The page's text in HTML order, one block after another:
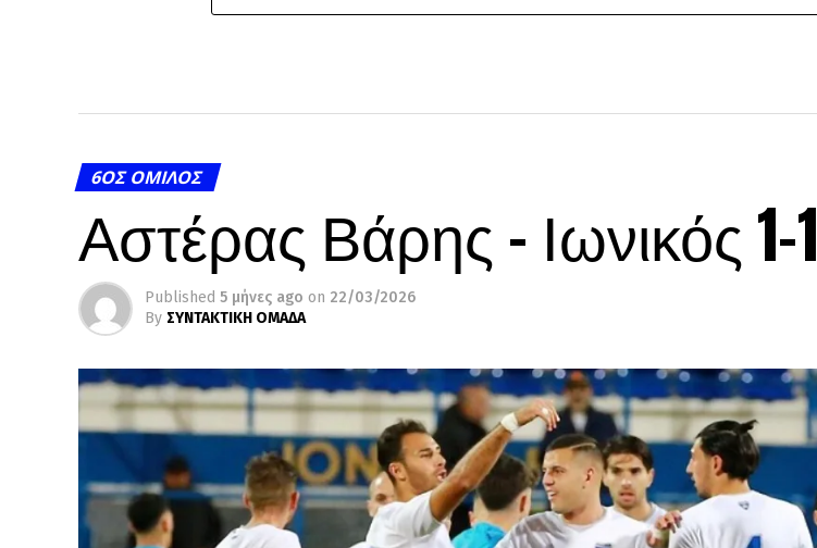
6ΟΣ ΌΜΙΛΟΣ
Αστέρας Βάρης – Ιωνικός 1-1
Published 5 μήνες ago on 22/03/2026
By ΣΥΝΤΑΚΤΙΚΗ ΟΜΑΔΑ